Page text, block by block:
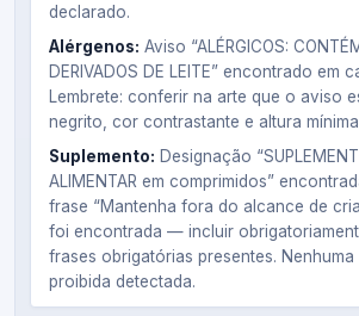
declarado.
Alérgenos: Aviso “ALÉRGICOS:
DERIVADOS DE LEITE” encontrado em
Lembrete: conferir na arte que o aviso
negrito, cor contrastante e altura
Suplemento: Designação
ALIMENTAR em comprimidos”
frase “Mantenha fora do alcance de
foi encontrada — incluir
frases obrigatórias presentes.
proibida detectada.